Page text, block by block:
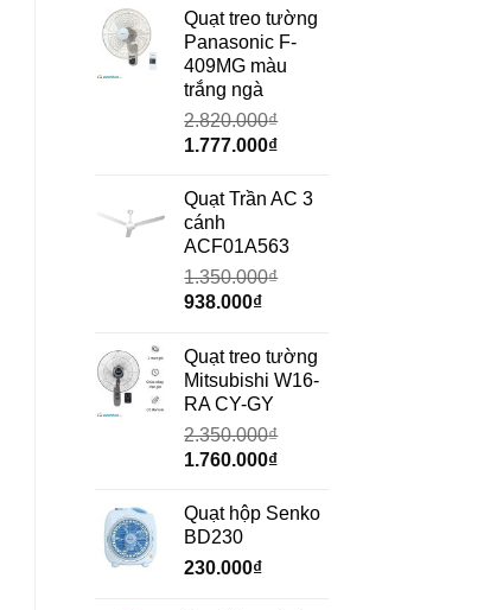
là:
2.820.000₫.
tại
là:
1.777.000₫.
Quạt treo tường
Panasonic F-
409MG màu
trắng ngà
2.820.000₫
Giá
là:
2.820.000₫.
1.777.000₫Giá
tại
1.777.000₫.
Quạt Trần AC 3
cánh
ACF01A563
1.350.000₫
Giá
là:
1.350.000₫.
938.000₫Giá
tại
là:
938.000₫.
Quạt treo tường
Mitsubishi W16-
RA CY-GY
2.350.000₫
Giá
là:
2.350.000₫.
1.760.000₫Giá
tại
Quạt hộp Senko
BD230
230.000₫